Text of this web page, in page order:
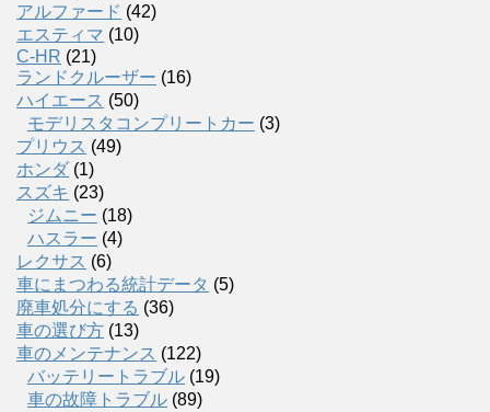
アルファード (42)
エスティマ (10)
C-HR (21)
ランドクルーザー (16)
ハイエース (50)
モデリスタコンプリートカー (3)
プリウス (49)
ホンダ (1)
スズキ (23)
ジムニー (18)
ハスラー (4)
レクサス (6)
車にまつわる統計データ (5)
廃車処分にする (36)
車の選び方 (13)
車のメンテナンス (122)
バッテリートラブル (19)
車の故障トラブル (89)